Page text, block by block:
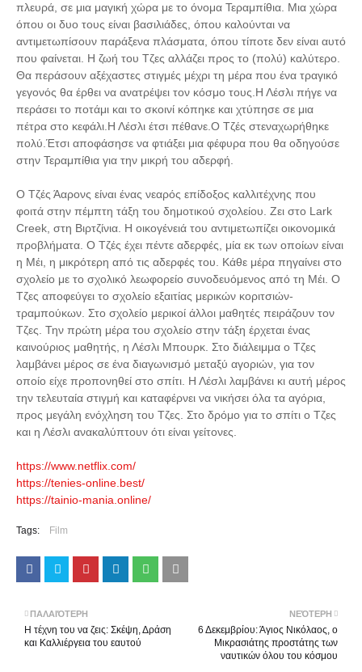
πλευρά, σε μια μαγική χώρα με το όνομα Τεραμπίθια. Μια χώρα
όπου οι δυο τους είναι βασιλιάδες, όπου καλούνται να
αντιμετωπίσουν παράξενα πλάσματα, όπου τίποτε δεν είναι αυτό
που φαίνεται. Η ζωή του Τζες αλλάζει προς το (πολύ) καλύτερο.
Θα περάσουν αξέχαστες στιγμές μέχρι τη μέρα που ένα τραγικό
γεγονός θα έρθει να ανατρέψει τον κόσμο τους.Η Λέσλι πήγε να
περάσει το ποτάμι και το σκοινί κόπηκε και χτύπησε σε μια
πέτρα στο κεφάλι.Η Λέσλι έτσι πέθανε.Ο Τζές στεναχωρήθηκε
πολύ.Έτσι αποφάσησε να φτιάξει μια φέφυρα που θα οδηγούσε
στην Τεραμπίθια για την μικρή του αδερφή.
Ο Τζές Άαρονς είναι ένας νεαρός επίδοξος καλλιτέχνης που
φοιτά στην πέμπτη τάξη του δημοτικού σχολείου. Ζει στο Lark
Creek, στη Βιρτζίνια. Η οικογένειά του αντιμετωπίζει οικονομικά
προβλήματα. Ο Τζές έχει πέντε αδερφές, μία εκ των οποίων είναι
η Μέι, η μικρότερη από τις αδερφές του. Κάθε μέρα πηγαίνει στο
σχολείο με το σχολικό λεωφορείο συνοδευόμενος από τη Μέι. Ο
Τζες αποφεύγει το σχολείο εξαιτίας μερικών κοριτσιών-
τραμπούκων. Στο σχολείο μερικοί άλλοι μαθητές πειράζουν τον
Τζες. Την πρώτη μέρα του σχολείο στην τάξη έρχεται ένας
καινούριος μαθητής, η Λέσλι Μπουρκ. Στο διάλειμμα ο Τζες
λαμβάνει μέρος σε ένα διαγωνισμό μεταξύ αγοριών, για τον
οποίο είχε προπονηθεί στο σπίτι. Η Λέσλι λαμβάνει κι αυτή μέρος
την τελευταία στιγμή και καταφέρνει να νικήσει όλα τα αγόρια,
προς μεγάλη ενόχληση του Τζες. Στο δρόμο για το σπίτι ο Τζες
και η Λέσλι ανακαλύπτουν ότι είναι γείτονες.
https://www.netflix.com/
https://tenies-online.best/
https://tainio-mania.online/
Tags: Film
ΝΕΌΤΕΡΗ
6 Δεκεμβρίου: Άγιος Νικόλαος, ο
Μικρασιάτης προστάτης των
ναυτικών όλου του κόσμου
ΠΑΛΑΙΌΤΕΡΗ
Η τέχνη του να ζεις: Σκέψη, Δράση
και Καλλιέργεια του εαυτού